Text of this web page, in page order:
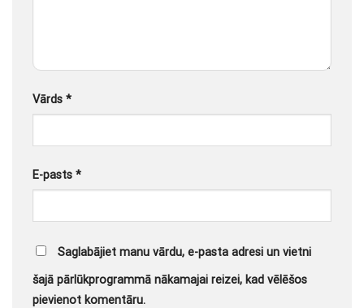
Vārds *
E-pasts *
Saglabājiet manu vārdu, e-pasta adresi un vietni
šajā pārlūkprogrammā nākamajai reizei, kad vēlēšos
pievienot komentāru.